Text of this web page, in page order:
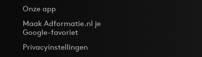
Onze app
Maak Adformatie.nl je
Google-favoriet
Privacyinstellingen